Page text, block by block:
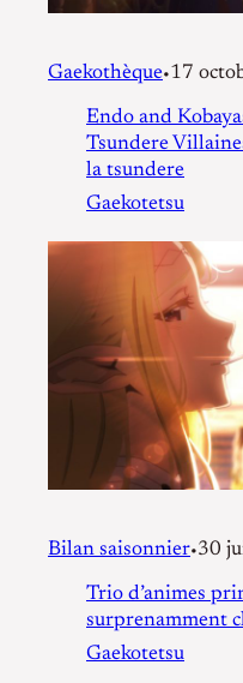
Gaekothèque•17
Endo and
Tsundere
la tsundere
Gaekotetsu
Bilan saisonnier•30
Trio d’animes
surprenamment
Gaekotetsu